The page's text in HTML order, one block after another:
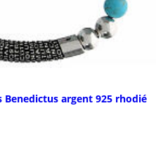
argent 925 rhodié